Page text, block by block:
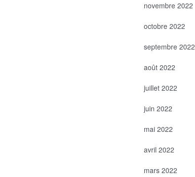
novembre 2022
octobre 2022
septembre 2022
août 2022
juillet 2022
juin 2022
mai 2022
avril 2022
mars 2022